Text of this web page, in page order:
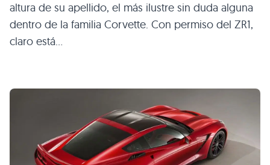
altura de su apellido, el más ilustre sin duda alguna
dentro de la familia Corvette. Con permiso del ZR1,
claro está…